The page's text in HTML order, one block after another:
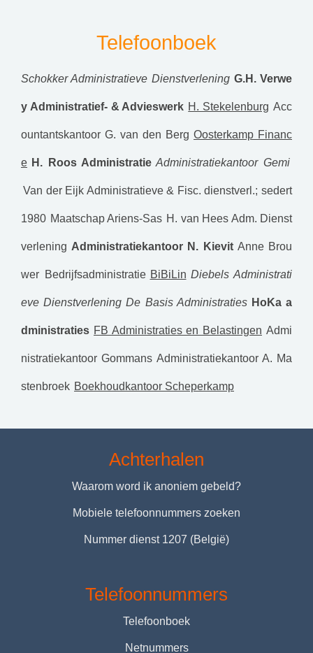
Telefoonboek
Schokker Administratieve Dienstverlening G.H. Verwe
y Administratief- & Advieswerk H. Stekelenburg Acc
ountantskantoor G. van den Berg Oosterkamp Financ
e H. Roos Administratie Administratiekantoor Gemi
Van der Eijk Administratieve & Fisc. dienstverl.; sedert
1980 Maatschap Ariens-Sas H. van Hees Adm. Dienst
verlening Administratiekantoor N. Kievit Anne Brou
wer Bedrijfsadministratie BiBiLin Diebels Administrati
eve Dienstverlening De Basis Administraties HoKa a
dministraties FB Administraties en Belastingen Admi
nistratiekantoor Gommans Administratiekantoor A. Ma
stenbroek Boekhoudkantoor Scheperkamp
Achterhalen
Waarom word ik anoniem gebeld?
Mobiele telefoonnummers zoeken
Nummer dienst 1207 (België)
Telefoonnummers
Telefoonboek
Netnummers